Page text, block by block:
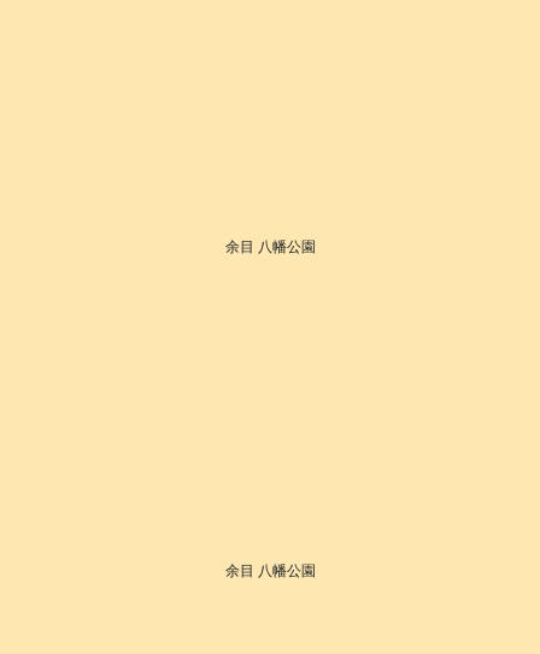
余目 八幡公園
余目 八幡公園